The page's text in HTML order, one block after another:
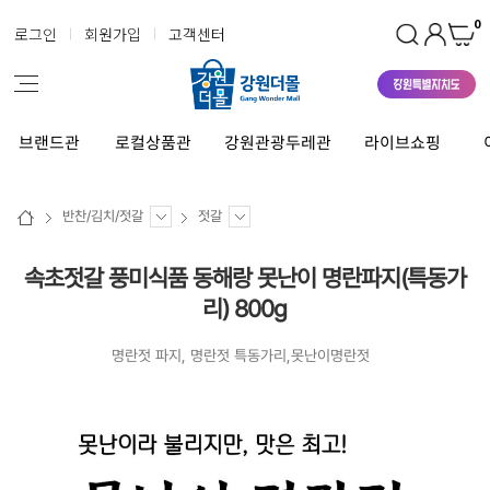
로그인 회원가입 고객센터 0
브랜드관 로컬상품관 강원관광두레관 라이브쇼핑
반찬/김치/젓갈 젓갈
속초젓갈 풍미식품 동해랑 못난이 명란파지(특동가
리) 800g
명란젓 파지, 명란젓 특동가리,못난이명란젓